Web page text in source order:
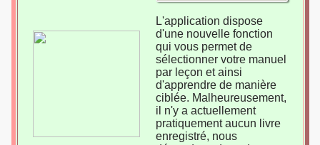
L'application dispose
d'une nouvelle fonction
qui vous permet de
sélectionner votre manuel
par leçon et ainsi
d'apprendre de manière
ciblée. Malheureusement,
il n'y a actuellement
pratiquement aucun livre
enregistré, nous